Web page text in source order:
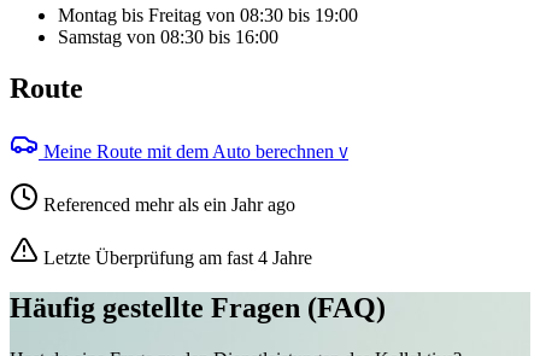
Montag bis Freitag von 08:30 bis 19:00
Samstag von 08:30 bis 16:00
Route
Meine Route mit dem Auto berechnen V
Referenced mehr als ein Jahr ago
Letzte Überprüfung am fast 4 Jahre
Häufig gestellte Fragen (FAQ)